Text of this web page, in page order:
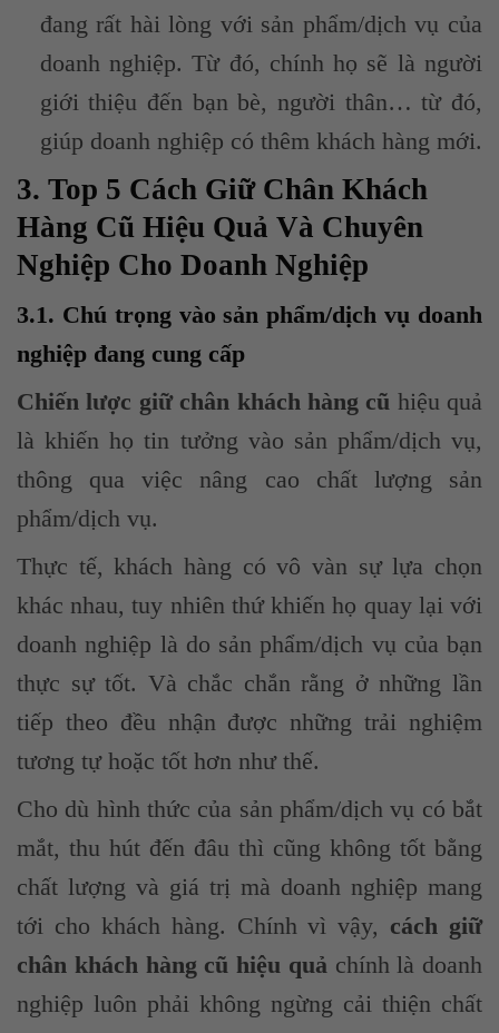
đang rất hài lòng với sản phẩm/dịch vụ của
doanh nghiệp. Từ đó, chính họ sẽ là người
giới thiệu đến bạn bè, người thân… từ đó,
giúp doanh nghiệp có thêm khách hàng mới.
3. Top 5 Cách Giữ Chân Khách
Hàng Cũ Hiệu Quả Và Chuyên
Nghiệp Cho Doanh Nghiệp
3.1. Chú trọng vào sản phẩm/dịch vụ doanh
nghiệp đang cung cấp
Chiến lược giữ chân khách hàng cũ hiệu quả
là khiến họ tin tưởng vào sản phẩm/dịch vụ,
thông qua việc nâng cao chất lượng sản
phẩm/dịch vụ.
Thực tế, khách hàng có vô vàn sự lựa chọn
khác nhau, tuy nhiên thứ khiến họ quay lại với
doanh nghiệp là do sản phẩm/dịch vụ của bạn
thực sự tốt. Và chắc chắn rằng ở những lần
tiếp theo đều nhận được những trải nghiệm
tương tự hoặc tốt hơn như thế.
Cho dù hình thức của sản phẩm/dịch vụ có bắt
mắt, thu hút đến đâu thì cũng không tốt bằng
chất lượng và giá trị mà doanh nghiệp mang
tới cho khách hàng. Chính vì vậy, cách giữ
chân khách hàng cũ hiệu quả chính là doanh
nghiệp luôn phải không ngừng cải thiện chất